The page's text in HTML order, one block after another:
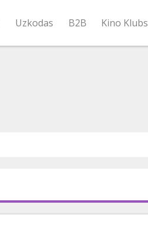
Uzkodas B2B Kino Klubs